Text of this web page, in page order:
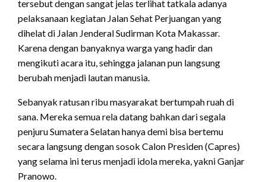
tersebut dengan sangat jelas terlihat tatkala adanya
pelaksanaan kegiatan Jalan Sehat Perjuangan yang
dihelat di Jalan Jenderal Sudirman Kota Makassar.
Karena dengan banyaknya warga yang hadir dan
mengikuti acara itu, sehingga jalanan pun langsung
berubah menjadi lautan manusia.
Sebanyak ratusan ribu masyarakat bertumpah ruah di
sana. Mereka semua rela datang bahkan dari segala
penjuru Sumatera Selatan hanya demi bisa bertemu
secara langsung dengan sosok Calon Presiden (Capres)
yang selama ini terus menjadi idola mereka, yakni Ganjar
Pranowo.